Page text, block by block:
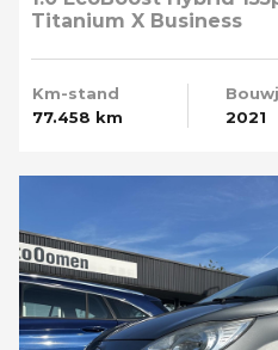
Titanium X Business
Km-stand
77.458 km
2021